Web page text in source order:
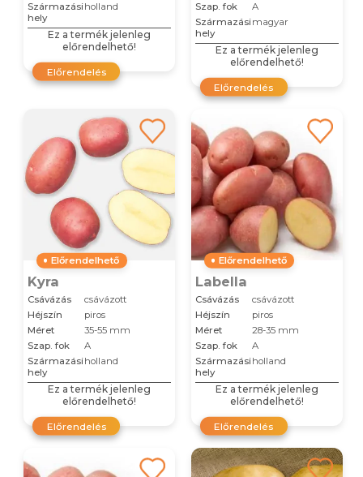
Származási
hely
holland
Ez a termék jelenleg
előrendelhető!
Előrendelés
Szap. fok
A
Származási
hely
magyar
Ez a termék jelenleg
előrendelhető!
Előrendelés
Előrendelhető
Kyra
Csávázás
csávázott
Héjszín
piros
Méret
35-55 mm
Szap. fok
A
Származási
hely
holland
Ez a termék jelenleg
előrendelhető!
Előrendelés
Előrendelhető
Labella
Csávázás
csávázott
Héjszín
piros
Méret
28-35 mm
Szap. fok
A
Származási
hely
holland
Ez a termék jelenleg
előrendelhető!
Előrendelés